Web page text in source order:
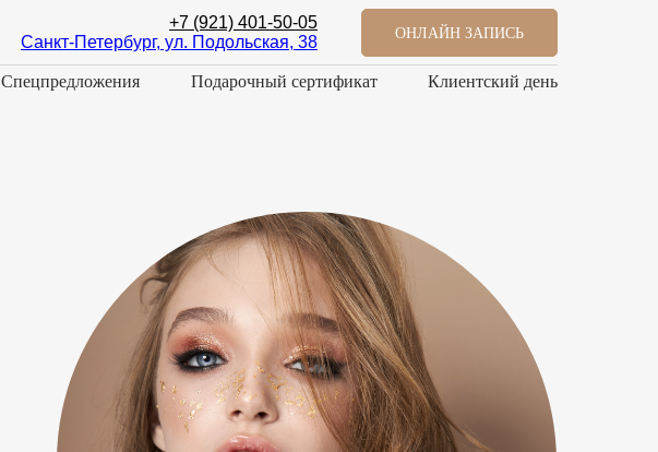
+7 (921) 401-50-05
Санкт-Петербург, ул. Подольская, 38
ОНЛАЙН ЗАПИСЬ
Спецпредложения Подарочный сертификат Клиентский день